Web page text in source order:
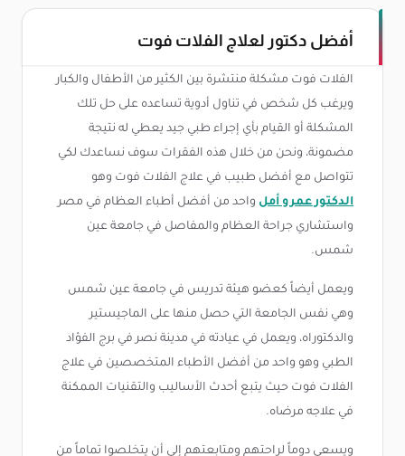
أفضل دكتور لعلاج الفلات فوت
الفلات فوت مشكلة منتشرة بين الكثير من الأطفال والكبار
ويرغب كل شخص في تناول أدوية تساعده على حل تلك
المشكلة أو القيام بأي إجراء طبي جيد يعطي له نتيجة
مضمونة، ونحن من خلال هذه الفقرات سوف نساعدك لكي
تتواصل مع أفضل طبيب في علاج الفلات فوت وهو
الدكتور عمرو أمل واحد من أفضل أطباء العظام في مصر
واستشاري جراحة العظام والمفاصل في جامعة عين
شمس.
ويعمل أيضاً كعضو هيئة تدريس في جامعة عين شمس
وهي نفس الجامعة التي حصل منها على الماجيستير
والدكتوراه، ويعمل في عيادته في مدينة نصر في برج الفؤاد
الطبي وهو واحد من أفضل الأطباء المتخصصين في علاج
الفلات فوت حيث يتبع أحدث الأساليب والتقنيات الممكنة
في علاجه مرضاه.
ويسعى دوماً لراحتهم ومتابعتهم إلى أن يتخلصوا تماماً من